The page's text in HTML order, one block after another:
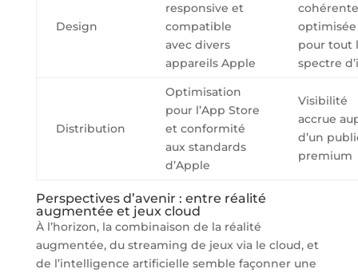
Design
responsive et
compatible
avec divers
appareils Apple
optimisée
pour tout
spectre
Distribution
Optimisation
pour l’App Store
et conformité
aux standards
d’Apple
Visibilité
accrue
d’un
premium
Perspectives d’avenir : entre réalité
augmentée et jeux cloud
À l’horizon, la combinaison de la réalité
augmentée, du streaming de jeux via le cloud, et
de l’intelligence artificielle semble façonner une